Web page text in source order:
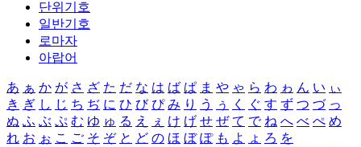
단위기호
일반기호
로마자
아랍어
あ ぁ か が さ ざ た だ な は ば ぱ ま や ゃ ら わ ゎ ん い ぃ
き ぎ し じ ち ぢ に ひ び ぴ み り う ぅ く ぐ す ず つ づ っ
ぬ ふ ぶ ぷ む ゆ ゅ る え ぇ け げ せ ぜ て で ね へ べ ぺ め
れ お ぉ こ ご そ ぞ と ど の ほ ぼ ぽ も よ ょ ろ を